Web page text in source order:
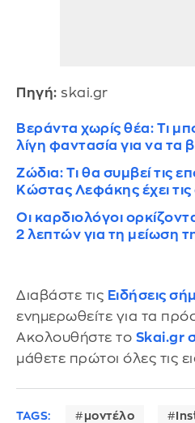
Πηγή: skai.gr
Βεράντα χωρίς θέα: Τι
λίγη φαντασία για να τα
Ζώδια: Τι θα συμβεί τις
Κώστας Λεφάκης έχει
Οι καρδιολόγοι
2 λεπτών για τη μείωση
Διαβάστε τις Ειδήσεις
ενημερωθείτε για τα
Ακολουθήστε το Skai.gr
μάθετε πρώτοι όλες τις
TAGS: μοντέλο